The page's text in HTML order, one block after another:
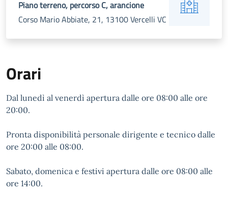
Piano terreno, percorso C, arancione
Corso Mario Abbiate, 21, 13100 Vercelli VC
Orari
Dal lunedì al venerdì apertura dalle ore 08:00 alle ore
20:00.
Pronta disponibilità personale dirigente e tecnico dalle
ore 20:00 alle 08:00.
Sabato, domenica e festivi apertura dalle ore 08:00 alle
ore 14:00.